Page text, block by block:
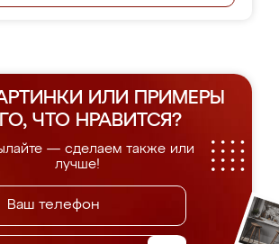
ИЛИ ПРИМЕРЫ
ЧТО НРАВИТСЯ?
— сделаем также или
лучше!